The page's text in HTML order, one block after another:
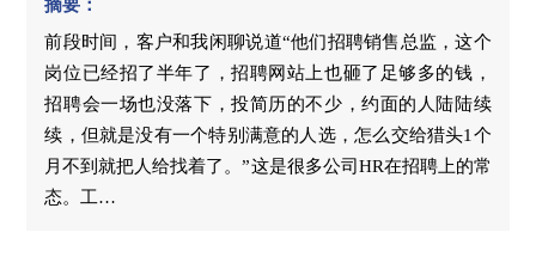
摘要：
前段时间，客户和我闲聊说道“他们招聘销售总监，这个
岗位已经招了半年了，招聘网站上也砸了足够多的钱，
招聘会一场也没落下，投简历的不少，约面的人陆陆续
续，但就是没有一个特别满意的人选，怎么交给猎头1个
月不到就把人给找着了。”这是很多公司HR在招聘上的常
态。工…